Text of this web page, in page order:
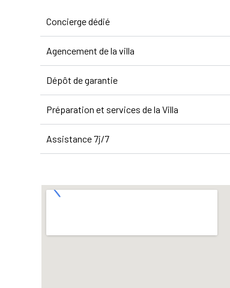
Concierge dédié
Agencement de la villa
Dépôt de garantie
Préparation et services de la Villa
Assistance 7j/7